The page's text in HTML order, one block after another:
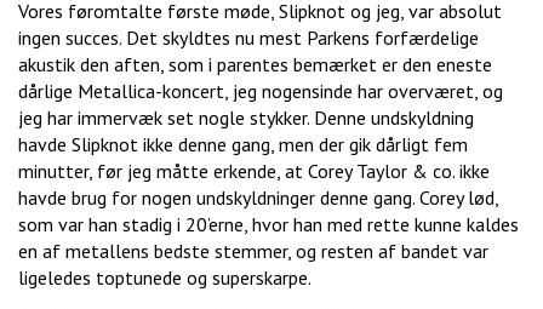
Vores føromtalte første møde, Slipknot og jeg, var absolut
ingen succes. Det skyldtes nu mest Parkens forfærdelige
akustik den aften, som i parentes bemærket er den eneste
dårlige Metallica-koncert, jeg nogensinde har overværet, og
jeg har immervæk set nogle stykker. Denne undskyldning
havde Slipknot ikke denne gang, men der gik dårligt fem
minutter, før jeg måtte erkende, at Corey Taylor & co. ikke
havde brug for nogen undskyldninger denne gang. Corey lød,
som var han stadig i 20’erne, hvor han med rette kunne kaldes
en af metallens bedste stemmer, og resten af bandet var
ligeledes toptunede og superskarpe.